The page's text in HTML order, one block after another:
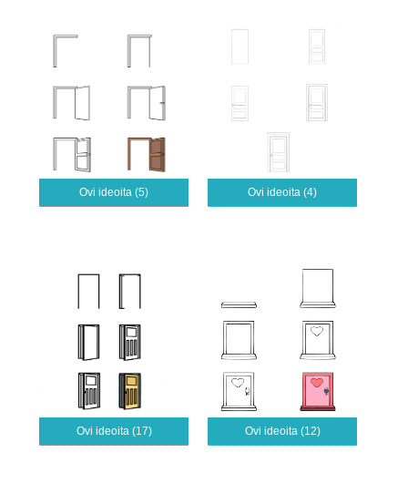
Ovi ideoita (5) Ovi ideoita (4)
Ovi ideoita (17) Ovi ideoita (12)